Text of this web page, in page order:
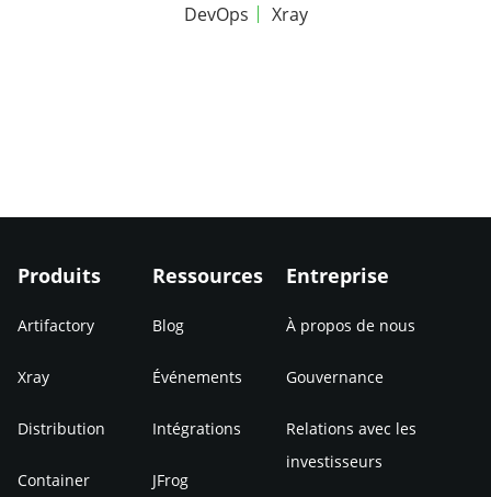
DevOps
Xray
Produits
Artifactory
Xray
Distribution
Container
Ressources
Blog
Événements
Intégrations
JFrog
Entreprise
À propos de nous
Gouvernance
Relations avec les
investisseurs